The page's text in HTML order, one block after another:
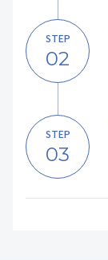
STEP
02
STEP
03